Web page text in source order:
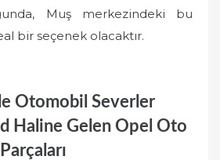
Muş merkezindeki bu
bir seçenek olacaktır.
Otomobil Severler
Haline Gelen Opel Oto